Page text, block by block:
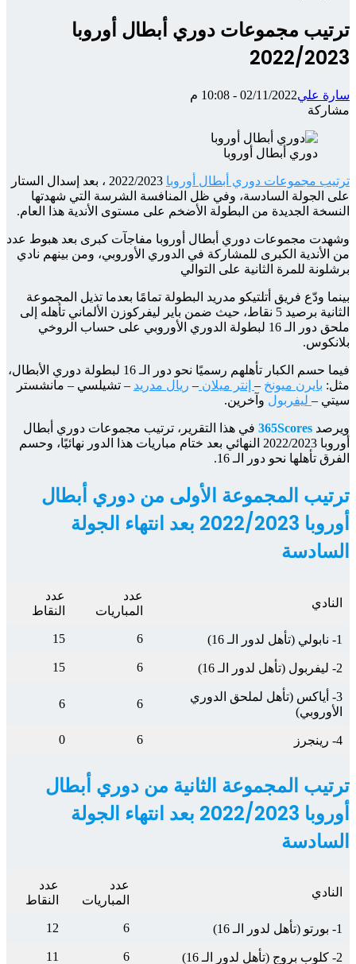
ترتيب مجموعات دوري أبطال أوروبا
2022/2023
سارة علي02/11/2022 - 10:08 م
مشاركة
الإيميلدوري أبطال أوروبا
ترتيب مجموعات دوري أبطال أوروبا
2022/2023 ، بعد إسدال الستار
على الجولة السادسة، وفي ظل المنافسة الشرسة التي شهدتها
النسخة الجديدة من البطولة الأضخم على مستوى الأندية هذا العام.
وشهدت مجموعات دوري أبطال أوروبا مفاجآت كبرى بعد هبوط عدد
من الأندية الكبرى للمشاركة في الدوري الأوروبي، ومن بينهم نادي
برشلونة للمرة الثانية على التوالي
بينما ودّع فريق أتلتيكو مدريد البطولة تمامًا بعدما تذيل المجموعة
الثانية برصيد 5 نقاط، حيث ضمن باير ليفركوزن الألماني تأهله إلى
ملحق دور الـ 16 لبطولة الدوري الأوروبي على حساب الروخي
بلانكوس.
فيما حسم الكبار تأهلهم رسميًا نحو دور الـ 16 لبطولة دوري الأبطال،
مثل: بايرن ميونخ – إنتر ميلان – ريال مدريد – تشيلسي – مانشستر
سيتي – ليفربول وآخرين.
ويرصد 365Scores في هذا التقرير، ترتيب مجموعات دوري أبطال
أوروبا 2022/2023 النهائي بعد ختام مباريات هذا الدور نهائيًا، وحسم
الفرق تأهلها نحو دور الـ 16.
ترتيب المجموعة الأولى من دوري أبطال
أوروبا 2022/2023 بعد انتهاء الجولة
السادسة
النادي
عدد
المباريات
عدد
النقاط
1- نابولي (تأهل لدور الـ 16) 6
15
2- ليفربول (تأهل لدور الـ 16) 6
15
3- أياكس (تأهل لملحق الدوري
الأوروبي)
6
6
4- رينجرز 6
0
ترتيب المجموعة الثانية من دوري أبطال
أوروبا 2022/2023 بعد انتهاء الجولة
السادسة
النادي
عدد
المباريات
عدد
النقاط
1- بورتو (تأهل لدور الـ 16) 6
12
2- كلوب بروج (تأهل لدور الـ 16) 6
11